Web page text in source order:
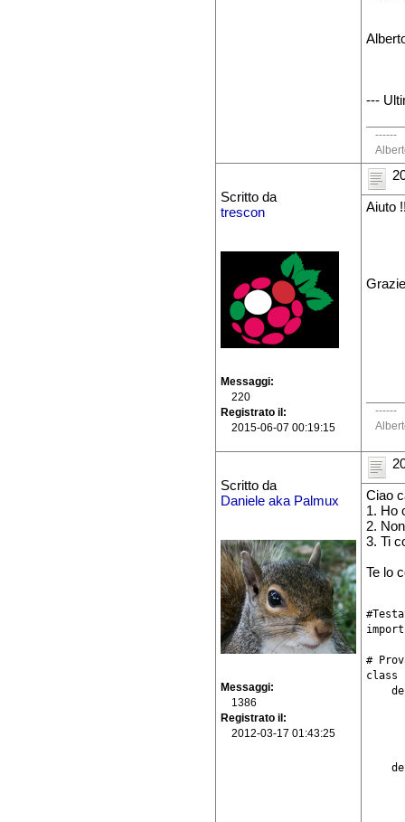
---
------
Scritto da
trescon
Messaggi
220
Registrato il
2015-06-07 00:19:15
Aiuto
Grazie
------
Scritto da
Daniele aka Palmux
Messaggi
1386
Registrato il
2012-03-17 01:43:25
Ciao
1. Ho
2.
3. Ti
Te lo
#
class